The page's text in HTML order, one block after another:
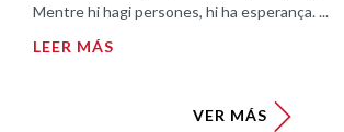
Mentre hi hagi persones, hi ha esperança. ...
LEER MÁS
VER MÁS